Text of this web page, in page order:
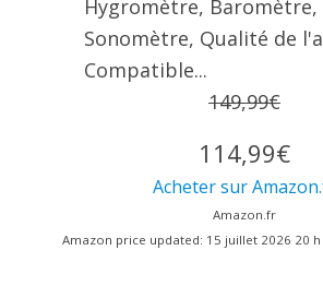
Hygromètre, Baromètre,
Sonomètre, Qualité de
Compatible...
149,99€
114,99€
Acheter sur
Amazon.fr
Amazon price updated: 15 juillet 2026 20